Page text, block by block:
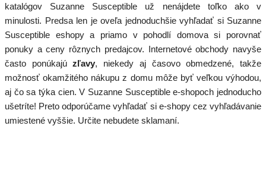
katalógov Suzanne Susceptible už nenájdete toľko ako v
minulosti. Predsa len je oveľa jednoduchšie vyhľadať si Suzanne
Susceptible eshopy a priamo v pohodlí domova si porovnať
ponuky a ceny rôznych predajcov. Internetové obchody navyše
často ponúkajúzľavy, niekedy aj časovo obmedzené, takže
možnosť okamžitého nákupu z domu môže byť veľkou výhodou,
aj čo sa týka cien. V Suzanne Susceptible e-shopoch jednoducho
ušetríte! Preto odporúčame vyhľadať si e-shopy cez vyhľadávanie
umiestené vyššie. Určite nebudete sklamaní.